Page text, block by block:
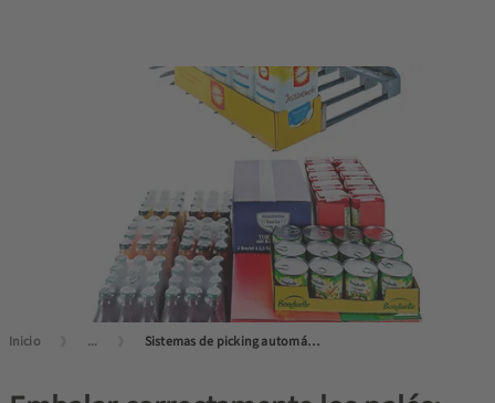
Inicio ... Sistemas de picking automático para empresas